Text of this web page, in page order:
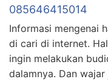
085646415014
Informasi mengenai
di cari di internet.
ingin melakukan
dalamnya. Dan